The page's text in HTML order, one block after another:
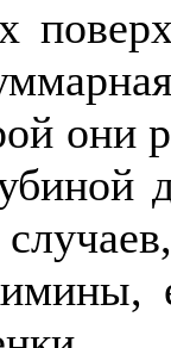
они